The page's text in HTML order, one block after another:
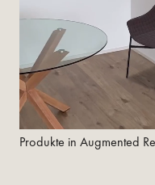
Produkte in Augmented